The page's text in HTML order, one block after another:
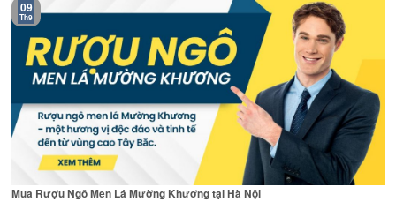
Mua Rượu Ngô Men Lá Mường Khương tại Hà Nội
09
Th9